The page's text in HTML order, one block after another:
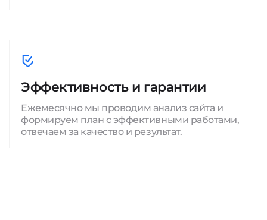
Эффективность и гарантии
Ежемесячно мы проводим анализ сайта и
формируем план с эффективными работами,
отвечаем за качество и результат.